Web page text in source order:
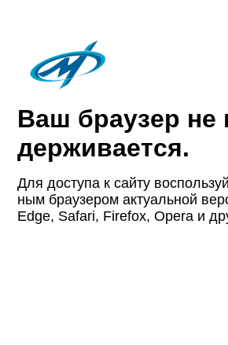
Ваш браузер
держи­вается.
Для доступа к сайту
ным браузером актуаль­ной
Edge, Safari, Firefox, Opera и